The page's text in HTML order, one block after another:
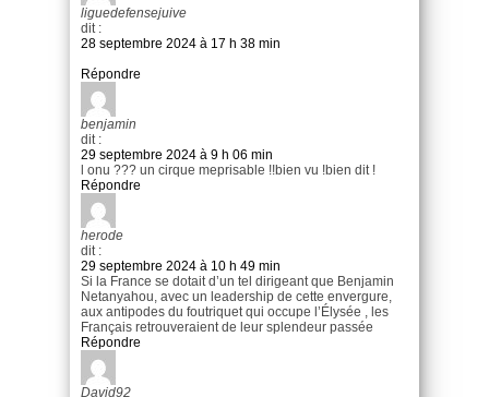
liguedefensejuive
dit :
28 septembre 2024 à 17 h 38 min
Répondre
benjamin
dit :
29 septembre 2024 à 9 h 06 min
l onu ??? un cirque meprisable !!bien vu !bien dit !
Répondre
herode
dit :
29 septembre 2024 à 10 h 49 min
Si la France se dotait d’un tel dirigeant que Benjamin
Netanyahou, avec un leadership de cette envergure,
aux antipodes du foutriquet qui occupe l’Élysée , les
Français retrouveraient de leur splendeur passée
Répondre
David92